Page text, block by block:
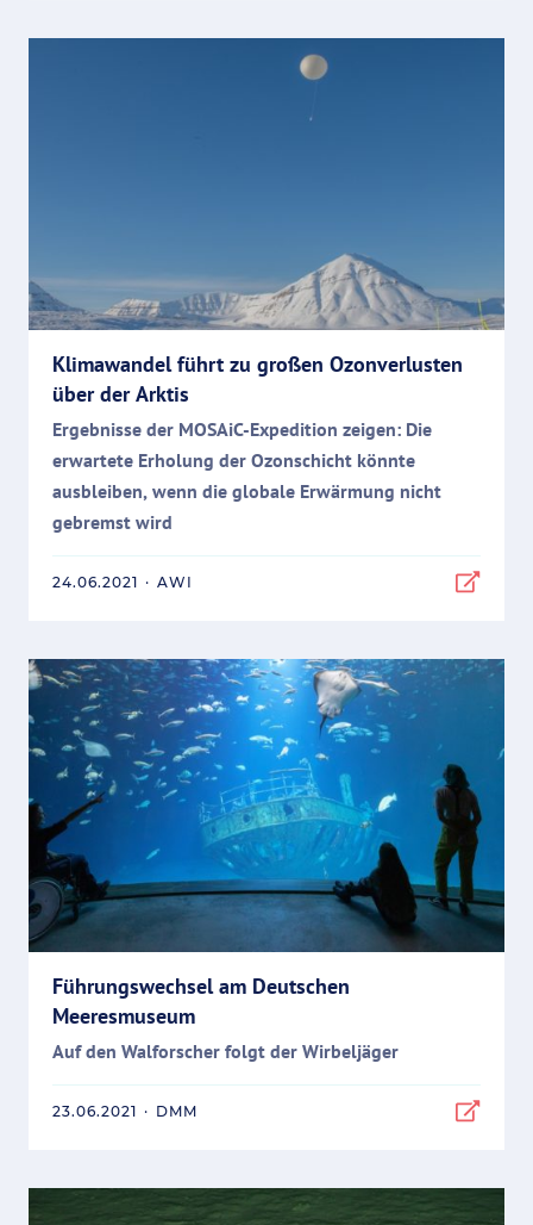
Klimawandel führt zu großen Ozonverlusten
über der Arktis
Ergebnisse der MOSAiC-Expedition zeigen: Die
erwartete Erholung der Ozonschicht könnte
ausbleiben, wenn die globale Erwärmung nicht
gebremst wird
24.06.2021 · AWI
Führungswechsel am Deutschen
Meeresmuseum
Auf den Walforscher folgt der Wirbeljäger
23.06.2021 · DMM